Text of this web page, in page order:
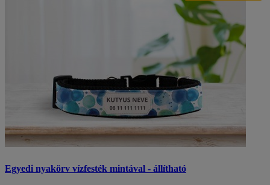
Egyedi nyakörv vízfesték mintával - állítható